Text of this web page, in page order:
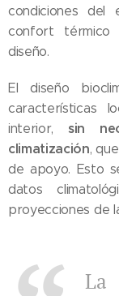
condiciones del
confort térmico
diseño.
El diseño
características
interior,sin
climatización,
de apoyo. Esto
datos
proyecciones de
La